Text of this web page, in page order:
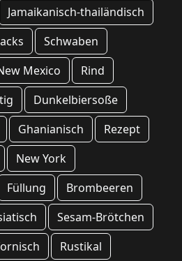
Jamaikanisch-thailändisch
Schwaben
Mexico
Rind
Dunkelbiersoße
Ghanianisch
Rezept
New York
Füllung
Brombeeren
Sesam-Brötchen
Rustikal